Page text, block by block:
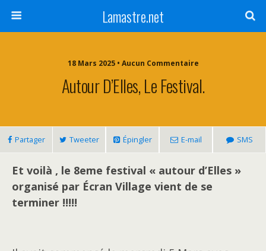
Lamastre.net
18 Mars 2025 • Aucun Commentaire
Autour D’Elles, Le Festival.
Partager Tweeter Épingler E-mail SMS
Et voilà , le 8eme festival « autour d’Elles »
organisé par Écran Village vient de se
terminer !!!!!